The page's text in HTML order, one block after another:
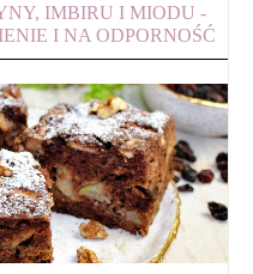
IMBIRU I MIODU -
I NA ODPORNOŚĆ